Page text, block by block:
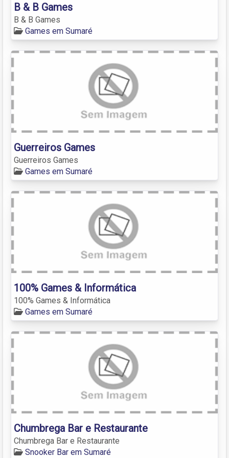
B & B Games
B & B Games
Games em Sumaré
Guerreiros Games
Guerreiros Games
Games em Sumaré
100% Games & Informática
100% Games & Informática
Games em Sumaré
Chumbrega Bar e Restaurante
Chumbrega Bar e Restaurante
Snooker Bar em Sumaré